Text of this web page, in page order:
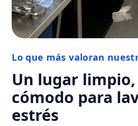
Lo que más valoran
Un lugar
cómodo para
estrés